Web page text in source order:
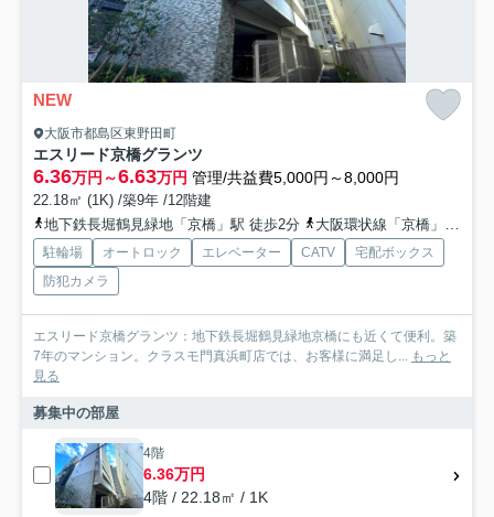
NEW
大阪市都島区東野田町
エスリード京橋グランツ
6.36万円～6.63万円 管理/共益費5,000円～8,000円
22.18㎡ (1K) /築9年 /12階建
地下鉄長堀鶴見緑地「京橋」駅 徒歩2分
大阪環状線「京橋」駅 徒歩6分
駐輪場 オートロック エレベーター CATV
宅配ボックス
防犯カメラ
エスリード京橋グランツ：地下鉄長堀鶴見緑地京橋にも近くて便利。築
7年のマンション。クラスモ門真浜町店では、お客様に満足し...
もっと
見る
募集中の部屋
4階
6.36万円
4階 / 22.18㎡ / 1K